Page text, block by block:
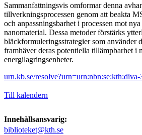
Sammanfattningsvis omformar denna
tillverkningsprocessen genom att beakta
och anpassningsbarhet i processen mot
nanomaterial. Dessa metoder förstärks
bläckformuleringsstrategier som använder
framhäver deras potentiella tillämpbarhet i
energilagringsenheter.
urn.kb.se/resolve?urn=urn:nbn:se:kth:diva-
Till kalendern
Innehållsansvarig:
biblioteket@kth.se